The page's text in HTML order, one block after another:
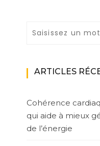
ARTICLES
Cohérence
qui aide à mieux
de l’énergie